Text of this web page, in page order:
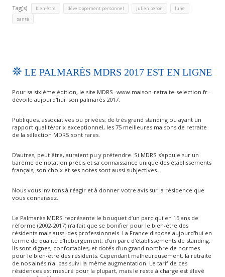
Tag(s) bien-être développement personnel julien peron lune
santé
LE PALMARÈS MDRS 2017 EST EN LIGNE
Pour sa sixième édition, le site MDRS -www.maison-retraite-selection.fr -
dévoile aujourd'hui son palmarès 2017.
Publiques, associatives ou privées, de très grand standing ou ayant un
rapport qualité/prix exceptionnel, les 75 meilleures maisons de retraite
de la sélection MDRS sont rares.
D’autres, peut être, auraient pu y prétendre. Si MDRS s’appuie sur un
barème de notation précis et sa connaissance unique des établissements
français, son choix et ses notes sont aussi subjectives.
Nous vous invitons à réagir et à donner votre avis sur la résidence que
vous connaissez.
Le Palmarès MDRS représente le bouquet d’un parc qui en 15 ans de
réforme (2002-2017) n’a fait que se bonifier pour le bien-être des
résidents mais aussi des professionnels. La France dispose aujourd'hui en
terme de qualité d'hébergement, d'un parc d'établissements de standing.
Ils sont dignes, confortables, et dotés d'un grand nombre de normes
pour le bien-être des résidents. Cependant malheureusement, la retraite
de nos ainés n'a pas suivi la même augmentation. Le tarif de ces
résidences est mesuré pour la plupart, mais le reste à charge est élevé